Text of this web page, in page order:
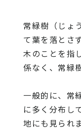
常緑樹（じょ
て葉を落とさ
木のことを指
係なく、常緑
一般的に、常
に多く分布し
地にも見られ